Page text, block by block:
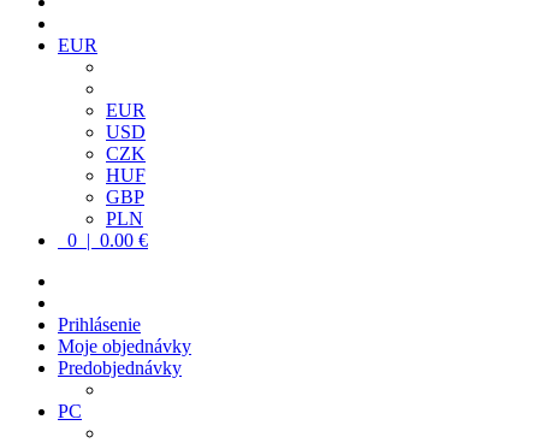
EUR
EUR
USD
CZK
HUF
GBP
PLN
0 | 0.00 €
Prihlásenie
Moje objednávky
Predobjednávky
PC